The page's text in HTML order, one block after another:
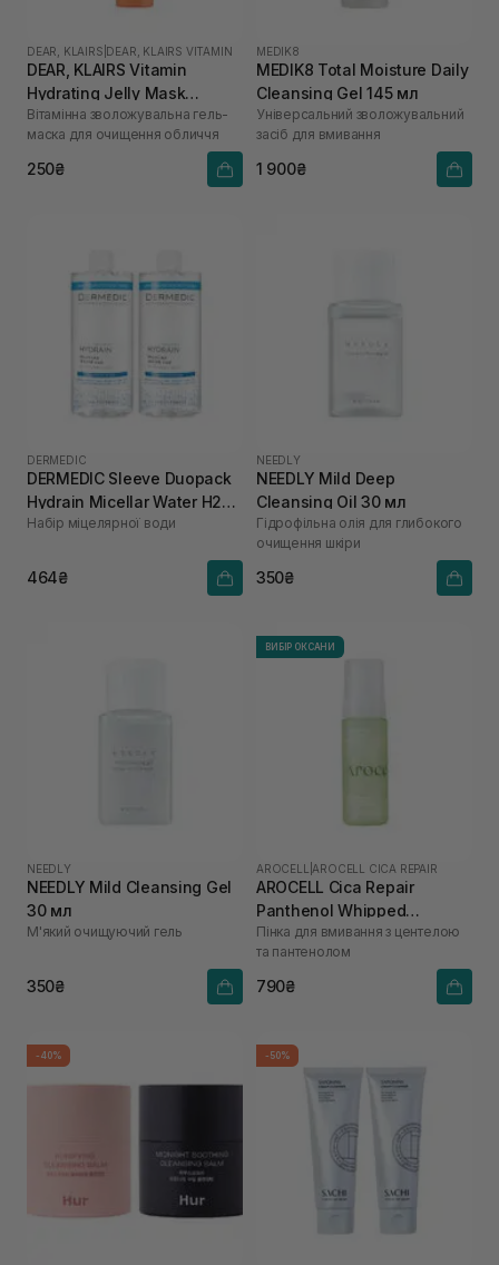
DEAR, KLAIRS DEAR, KLAIRS VITAMIN
DEAR, KLAIRS Vitamin
Hydrating Jelly Mask
Cleanser 20 мл
Вітамінна зволожувальна гель-
маска для очищення обличчя
250₴
MEDIK8
MEDIK8 Total Moisture Daily
Cleansing Gel 145 мл
Універсальний зволожувальний
засіб для вмивання
1 900₴
DERMEDIC
DERMEDIC Sleeve Duopack
Hydrain Micellar Water H2O
2 х 500 мл
Набір міцелярної води
464₴
NEEDLY
NEEDLY Mild Deep
Cleansing Oil 30 мл
Гідрофільна олія для глибокого
очищення шкіри
350₴
NEEDLY
NEEDLY Mild Cleansing Gel
30 мл
М'який очищуючий гель
350₴
ВИБІР ОКСАНИ
AROCELL AROCELL CICA REPAIR
AROCELL Cica Repair
Panthenol Whipped
Cleanser 160 г
Пінка для вмивання з центелою
та пантенолом
790₴
-40% -50%